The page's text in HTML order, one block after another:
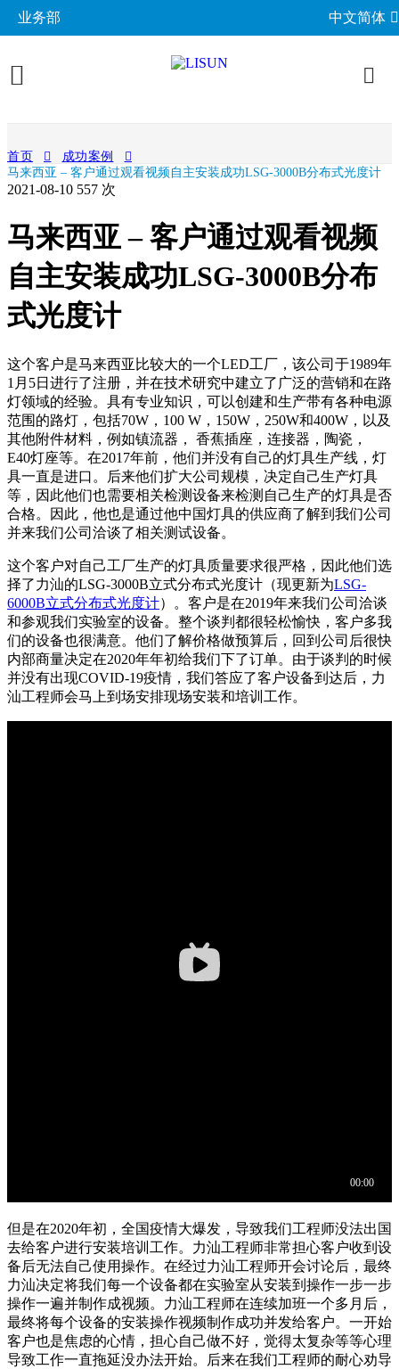
业务部 中文简体
照明与光度测试
积分球光谱辐射计系统
LED老化与热阻测试
光生物安全与蓝光危害
EMI电磁干扰测试系统
EMS电磁抗扰度测试仪
交流与直流测试电源
环境试验箱
高低温湿热试验箱
IP防水防尘测试设备
耐候与腐蚀测试
电气安规测试
阻燃与防火测试设备
安规测试仪
电子元器件测试
标准试验指与探针
机械力学与量规
机械力学测试机
插头插座与线缆测试
插头插座量规
材料与光学分析
RoHS与元素分析仪
颜色与光泽度测试仪
其他分析仪
行业应用
LED与灯具测试方案
LM-79与LM-80测试方案
LED驱动测试方案
家用电器测试方案
移动与网络测试方案
汽车电子测试方案
音视频与IT测试方案
线缆测试方案
插头插座测试方案
电源开关测试方案
变压器测试方案
电动玩具测试方案
电表测试方案
电动工具测试方案
相关标准
GB 中国国家标准
IEC国际电工委员会
ISO国际标准化组织
CIE国际照明委员会
EN欧洲标准
UL美国标准
成功案例
关于力汕
新闻动态
关于我们
联系我们
首页
成功案例
马来西亚 – 客户通过观看视频自主安装成功LSG-3000B分布式光度计
2021-08-10 557 次
马来西亚 – 客户通过观看视频
自主安装成功LSG-3000B分布
式光度计
这个客户是马来西亚比较大的一个LED工厂，该公司于1989年
1月5日进行了注册，并在技术研究中建立了广泛的营销和在路
灯领域的经验。具有专业知识，可以创建和生产带有各种电源
范围的路灯，包括70W，100 W，150W，250W和400W，以及
其他附件材料，例如镇流器， 香蕉插座，连接器，陶瓷，
E40灯座等。在2017年前，他们并没有自己的灯具生产线，灯
具一直是进口。后来他们扩大公司规模，决定自己生产灯具
等，因此他们也需要相关检测设备来检测自己生产的灯具是否
合格。因此，他也是通过他中国灯具的供应商了解到我们公司
并来我们公司洽谈了相关测试设备。
这个客户对自己工厂生产的灯具质量要求很严格，因此他们选
择了力汕的LSG-3000B立式分布式光度计（现更新为LSG-
6000B立式分布式光度计）。客户是在2019年来我们公司洽谈
和参观我们实验室的设备。整个谈判都很轻松愉快，客户多我
们的设备也很满意。他们了解价格做预算后，回到公司后很快
内部商量决定在2020年年初给我们下了订单。由于谈判的时候
并没有出现COVID-19疫情，我们答应了客户设备到达后，力
汕工程师会马上到场安排现场安装和培训工作。
但是在2020年初，全国疫情大爆发，导致我们工程师没法出国
去给客户进行安装培训工作。力汕工程师非常担心客户收到设
备后无法自己使用操作。在经过力汕工程师开会讨论后，最终
力汕决定将我们每一个设备都在实验室从安装到操作一步一步
操作一遍并制作成视频。力汕工程师在连续加班一个多月后，
最终将每个设备的安装操作视频制作成功并发给客户。一开始
客户也是焦虑的心情，担心自己做不好，觉得太复杂等等心理
导致工作一直拖延没办法开始。后来在我们工程师的耐心劝导